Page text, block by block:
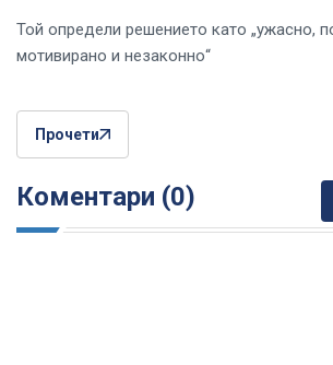
Той определи решението като „ужасно,
мотивирано и незаконно“
Прочети
Коментари (0)